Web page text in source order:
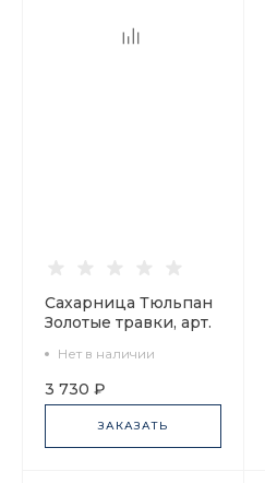
Сахарница Тюльпан
Золотые травки, арт.
Нет в наличии
3 730 ₽
ЗАКАЗАТЬ